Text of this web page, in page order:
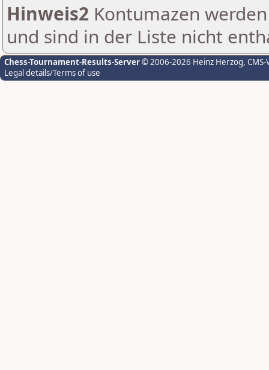
Hinweis2 Kontumazen
und sind in der Liste nicht
Chess-Tournament-Results-Server© 2006-2026 Heinz Herzog,
Legal details/Terms of use